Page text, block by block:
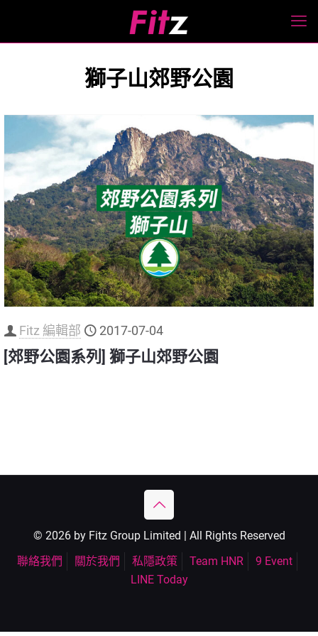
獅子山郊野公園
Fitz 編輯部 2017-07-04
[郊野公園系列] 獅子山郊野公園
© 2026 by Fitz Group Limited | All Rights Reserved
聯絡我們
關於我們 私隱政策 Team HNR
9 Event
LINE Today